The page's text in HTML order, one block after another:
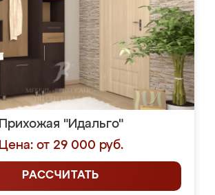
Прихожая "Идальго"
Цена: от 29 000 руб.
РАССЧИТАТЬ